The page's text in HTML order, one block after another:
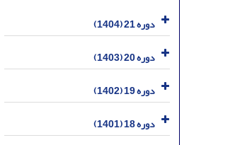
دوره 21 (1404)
دوره 20 (1403)
دوره 19 (1402)
دوره 18 (1401)